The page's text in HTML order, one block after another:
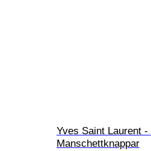
Yves Saint Laurent -
Manschettknappar